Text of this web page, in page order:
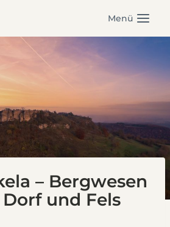
Menü
– Bergwesen
und Fels